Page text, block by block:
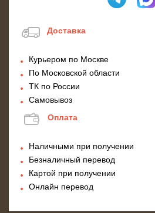
Доставка
Курьером по Москве
По Московской области
ТК по России
Самовывоз
Оплата
Наличными при получении
Безналичный перевод
Картой при получении
Онлайн перевод